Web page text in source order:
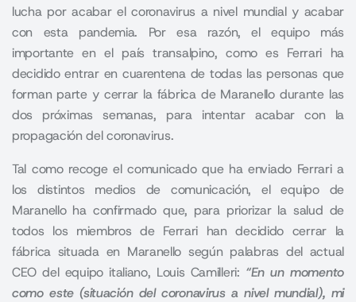
lucha por acabar el coronavirus a nivel mundial y acabar
con esta pandemia. Por esa razón, el equipo más
importante en el país transalpino, como es Ferrari ha
decidido entrar en cuarentena de todas las personas que
forman parte y cerrar la fábrica de Maranello durante las
dos próximas semanas, para intentar acabar con la
propagación del coronavirus.
Tal como recoge el comunicado que ha enviado Ferrari a
los distintos medios de comunicación, el equipo de
Maranello ha confirmado que, para priorizar la salud de
todos los miembros de Ferrari han decidido cerrar la
fábrica situada en Maranello según palabras del actual
CEO del equipo italiano, Louis Camilleri: “En un momento
como este (situación del coronavirus a nivel mundial), mi